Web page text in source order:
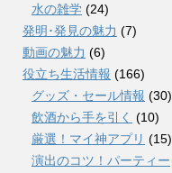
水の雑学 (24)
発明･発見の魅力 (7)
動画の魅力 (6)
役立ち生活情報 (166)
グッズ・セール情報 (30)
飲酒から手を引く (10)
厳選！マイ神アプリ (15)
演出のコツ！パーティー